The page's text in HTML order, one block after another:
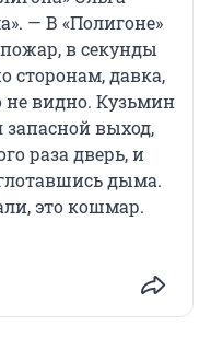
— В «Полигоне»
в секунды
сторонам, давка,
видно. Кузьмин
запасной выход,
раза дверь, и
дыма.
это кошмар.